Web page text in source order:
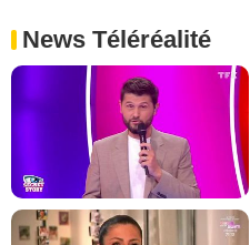
News Téléréalité